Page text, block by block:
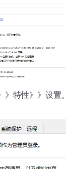
特性》》设置。